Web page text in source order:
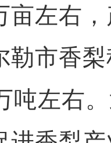
亩左右
勒市香
吨左右